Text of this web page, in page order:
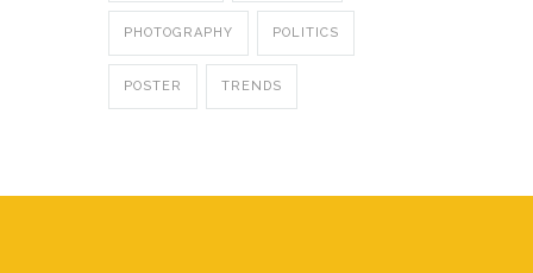
PHOTOGRAPHY POLITICS
POSTER TRENDS